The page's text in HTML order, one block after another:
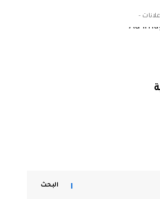
-
البحث